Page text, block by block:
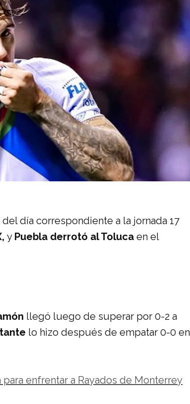
día correspondiente a la jornada 17
y Puebla derrotó al Toluca en el
llegó luego de superar por 0-2 a
lo hizo después de empatar 0-0 en
para enfrentar a Rayados de Monterrey